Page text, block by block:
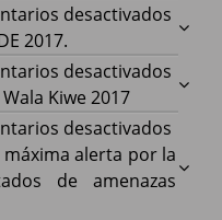
Cauca
con
de
desactivados
ACIN
DE
2017.
desactivados
Hacía
Kiwe 2017
desactivados
máxima alerta por la
de amenazas